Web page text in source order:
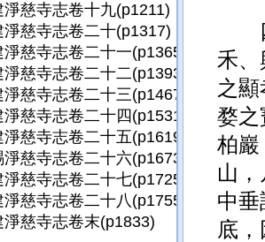
淨慈寺志卷十九(p1211)
淨慈寺志卷二十(p1317)
慈寺志卷二十一(p1365)
慈寺志卷二十二(p1393)
慈寺志卷二十三(p1467)
慈寺志卷二十四(p1531)
慈寺志卷二十五(p1619)
慈寺志卷二十六(p1673)
慈寺志卷二十七(p1725)
慈寺志卷二十八(p1755)
淨慈寺志卷末(p1833)
禾
之顯
婺之
柏巖
山
中
底